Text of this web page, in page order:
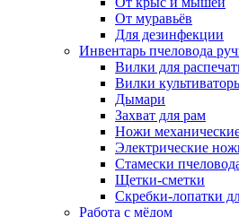
От муравьёв
Для дезинфекции
Инвентарь пчеловода
Вилки для
Вилки
Дымари
Захват для рам
Ножи
Электрические
Стамески
Щетки-сметки
Скребки-лопатки
Работа с мёдом